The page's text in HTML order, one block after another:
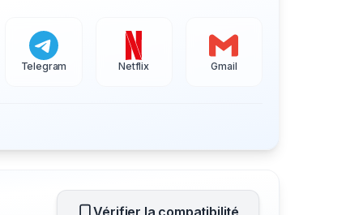
Telegram Netflix Gmail